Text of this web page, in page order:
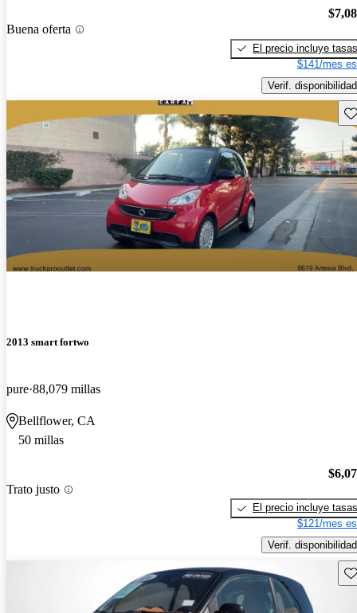
Buena oferta
El precio incluye tasas
$141/mes
Verif. disponibilidad
2013 smart fortwo
pure 88,079 millas
Bellflower, CA
50 millas
Trato justo
El precio incluye tasas
$121/mes
Verif. disponibilidad